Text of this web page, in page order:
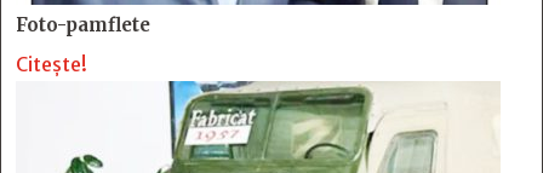
Foto-pamflete
Citește!